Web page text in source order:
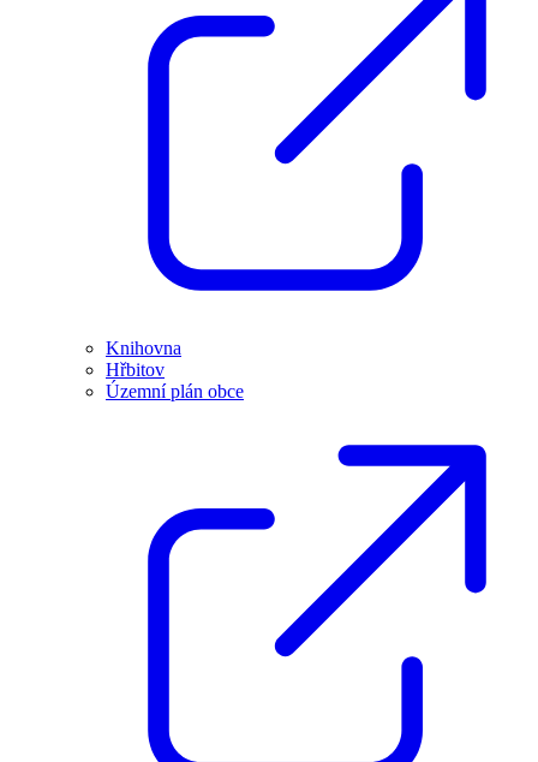
Knihovna
Hřbitov
Územní plán obce